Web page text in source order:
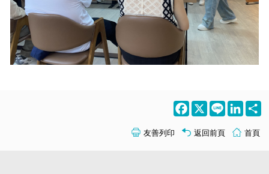
Facebook
X Line
友善列印 返回前頁 首頁